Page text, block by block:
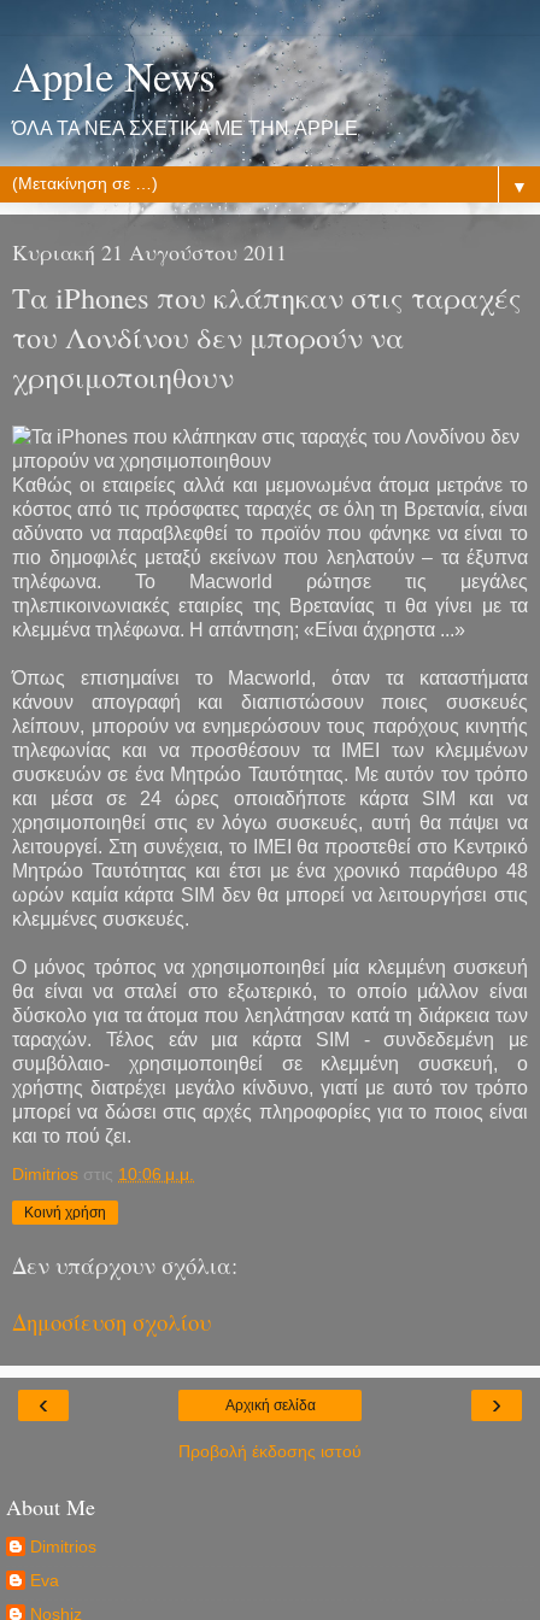
Apple News
ΌΛΑ ΤΑ ΝΕΑ ΣΧΕΤΙΚΑ ΜΕ ΤΗΝ APPLE
▼
Κυριακή 21 Αυγούστου 2011
Τα iPhones που κλάπηκαν στις ταραχές
του Λονδίνου δεν μπορούν να
χρησιμοποιηθουν
Καθώς οι εταιρείες αλλά και μεμονωμένα άτομα μετράνε το
κόστος από τις πρόσφατες ταραχές σε όλη τη Βρετανία, είναι
αδύνατο να παραβλεφθεί το προϊόν που φάνηκε να είναι το
πιο δημοφιλές μεταξύ εκείνων που λεηλατούν – τα έξυπνα
τηλέφωνα. Το Macworld ρώτησε τις μεγάλες
τηλεπικοινωνιακές εταιρίες της Βρετανίας τι θα γίνει με τα
κλεμμένα τηλέφωνα. Η απάντηση; «Είναι άχρηστα ...»
Όπως επισημαίνει το Macworld, όταν τα καταστήματα
κάνουν απογραφή και διαπιστώσουν ποιες συσκευές
λείπουν, μπορούν να ενημερώσουν τους παρόχους κινητής
τηλεφωνίας και να προσθέσουν τα IMEI των κλεμμένων
συσκευών σε ένα Μητρώο Ταυτότητας. Με αυτόν τον τρόπο
και μέσα σε 24 ώρες οποιαδήποτε κάρτα SIM και να
χρησιμοποιηθεί στις εν λόγω συσκευές, αυτή θα πάψει να
λειτουργεί. Στη συνέχεια, το IMEI θα προστεθεί στο Κεντρικό
Μητρώο Ταυτότητας και έτσι με ένα χρονικό παράθυρο 48
ωρών καμία κάρτα SIM δεν θα μπορεί να λειτουργήσει στις
κλεμμένες συσκευές.
Ο μόνος τρόπος να χρησιμοποιηθεί μία κλεμμένη συσκευή
θα είναι να σταλεί στο εξωτερικό, το οποίο μάλλον είναι
δύσκολο για τα άτομα που λεηλάτησαν κατά τη διάρκεια των
ταραχών. Τέλος εάν μια κάρτα SIM - συνδεδεμένη με
συμβόλαιο- χρησιμοποιηθεί σε κλεμμένη συσκευή, ο
χρήστης διατρέχει μεγάλο κίνδυνο, γιατί με αυτό τον τρόπο
μπορεί να δώσει στις αρχές πληροφορίες για το ποιος είναι
και το πού ζει.
Dimitrios στις 10:06 μ.μ.
Κοινή χρήση
Δεν υπάρχουν σχόλια:
Δημοσίευση σχολίου
‹ ›
Αρχική σελίδα
Προβολή έκδοσης ιστού
About Me
Dimitrios
Eva
Noshiz